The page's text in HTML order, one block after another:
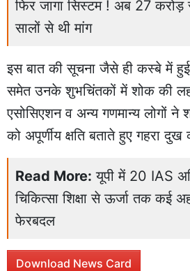
फिर जागा सिस्टम ! अब 27 करोड़
सालों से थी मांग
इस बात की सूचना जैसे ही कस्बे में हुई
समेत उनके शुभचिंतकों में शोक की
एसोसिएशन व अन्य गणमान्य लोगों ने
को अपूर्णीय क्षति बताते हुए गहरा दुख
Read More: यूपी में 20 IAS
चिकित्सा शिक्षा से ऊर्जा तक कई
फेरबदल
Download News Card